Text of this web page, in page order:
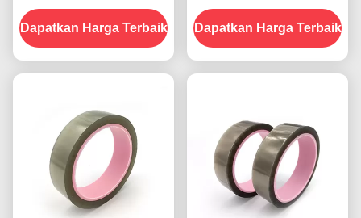
Aluminized adhesi kuat
Dapatkan Harga Terbaik
Warna Hijau Antistatik
Dapatkan Harga Terbaik